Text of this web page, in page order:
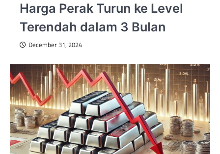
Harga Perak Turun ke Level
Terendah dalam 3 Bulan
December 31, 2024